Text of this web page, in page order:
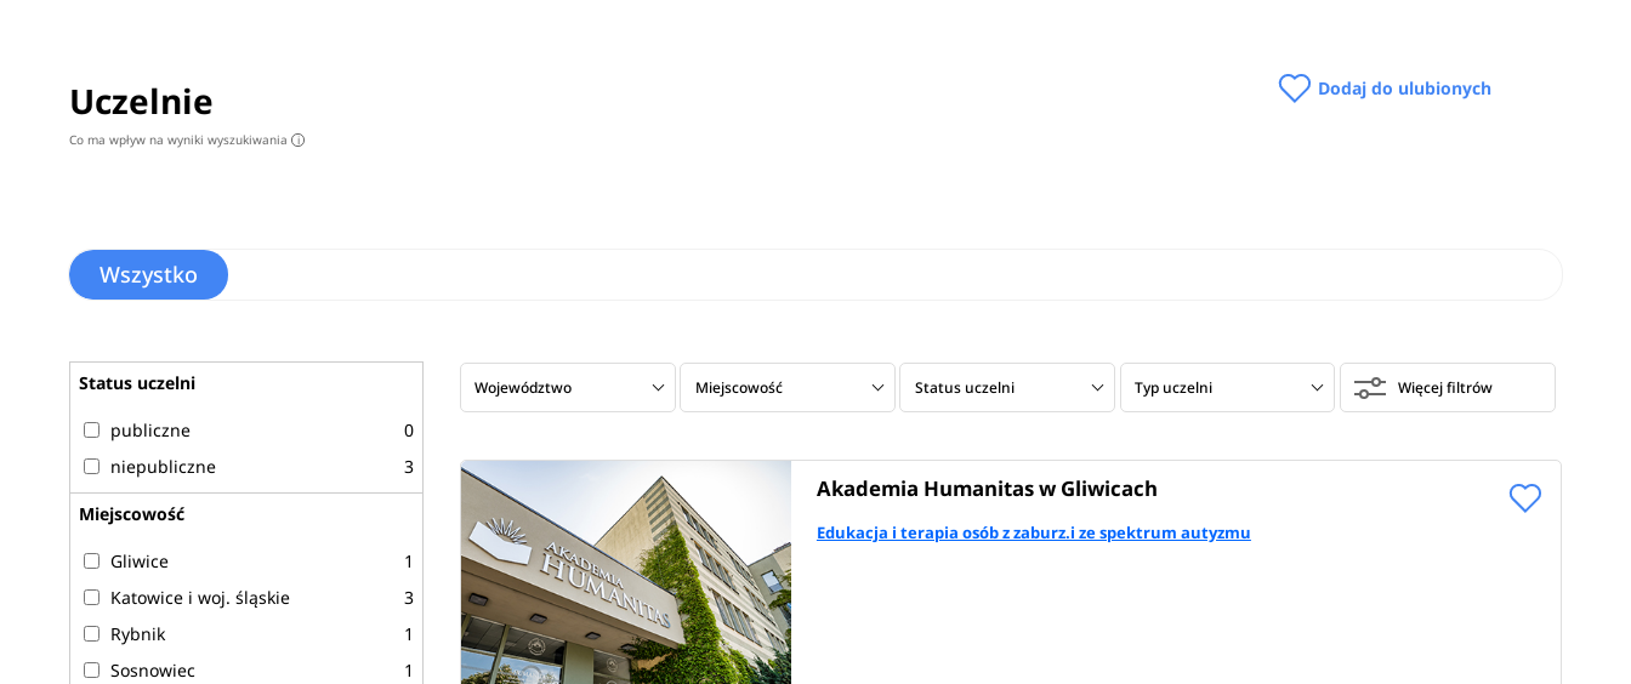
Uczelnie
Co ma wpływ na wyniki wyszukiwania i
Dodaj do ulubionych
Wszystko
Województwo Miejscowość Status uczelni Typ uczelni Więcej filtrów
Akademia Humanitas w Gliwicach
Edukacja i terapia osób z zaburz.i ze spektrum autyzmu
Status uczelni
publiczne
0
niepubliczne
3
Miejscowość
Gliwice
1
Katowice i woj. śląskie
3
Rybnik
1
Sosnowiec
1